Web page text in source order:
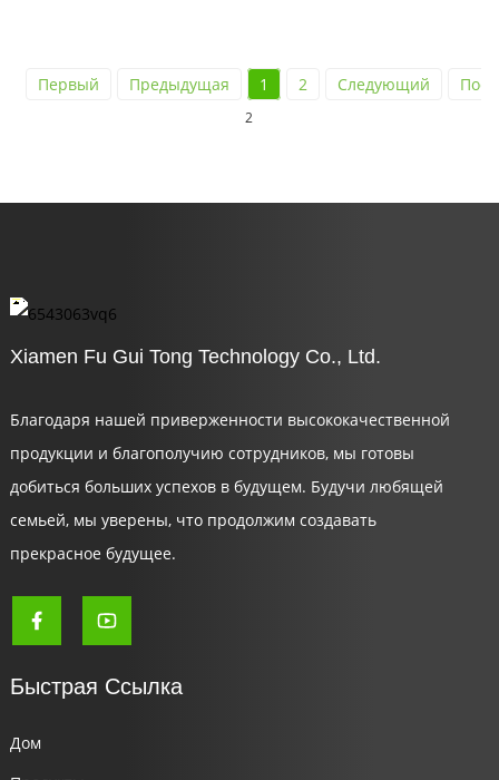
Первый Предыдущая 1 2 Следующий
2
Xiamen Fu Gui Tong Technology Co., Ltd.
Благодаря нашей приверженности высококачественной
продукции и благополучию сотрудников, мы готовы
добиться больших успехов в будущем. Будучи любящей
семьей, мы уверены, что продолжим создавать
прекрасное будущее.
Быстрая Ссылка
Дом